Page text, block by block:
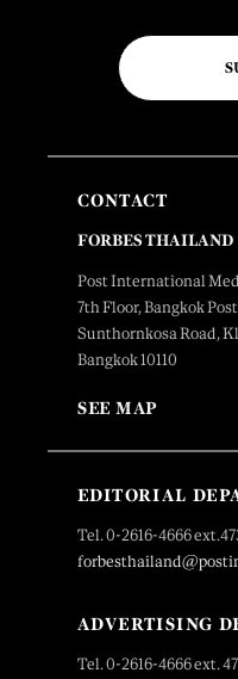
CONTACT
FORBES THAILAND
Post International
7th Floor, Bangkok
Sunthornkosa Road,
Bangkok 10110
SEE MAP
EDITORIAL
Tel. 0-2616-4666
ADVERTISING
Tel. 0-2616-4666 ext.